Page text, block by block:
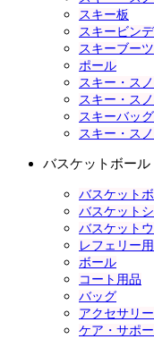
スキー板
スキービン
スキーブーツ
ポール
スキー・ス
スキー・ス
スキーバッ
スキー・ス
バスケットボール
バスケット
バスケット
バスケット
レフェリー
ボール
コート用品
バッグ
アクセサリ
ケア・サポ